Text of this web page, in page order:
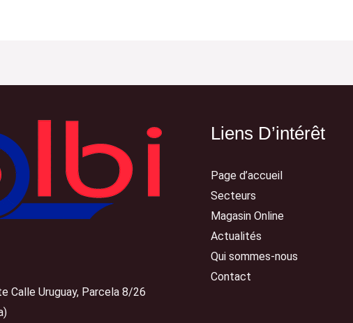
Calle Uruguay, Parcela 8/26
Liens D’intérêt
Page d’accueil
Secteurs
Magasin Online
Actualités
Qui sommes-nous
Contact